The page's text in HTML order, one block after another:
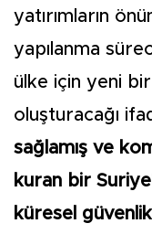
yatırımların
yapılanma
ülke için yeni bir
oluşturacağı
sağlamış ve
kuran bir
küresel güvenlik